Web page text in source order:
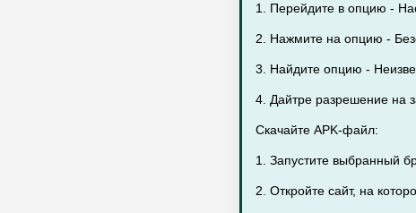
1. Перейдите в опцию -
2. Нажмите на опцию -
3. Найдите опцию -
4. Дайтре разрешение на
Скачайте APK-файл:
1. Запустите выбранный
2. Откройте сайт, на